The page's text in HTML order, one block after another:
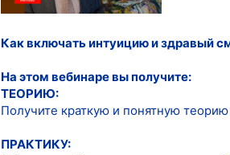
Как включать интуицию и здравый
На этом вебинаре вы получите:
ТЕОРИЮ:
Получите краткую и понятную
ПРАКТИКУ: